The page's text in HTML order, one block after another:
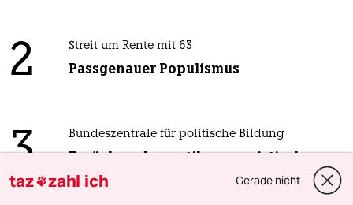
2 Streit um Rente mit 63
Passgenauer Populismus
3 Bundeszentrale für politische Bildung
Zurück zu den antikommunistischen
Wurzeln
taz zahl ich Gerade nicht